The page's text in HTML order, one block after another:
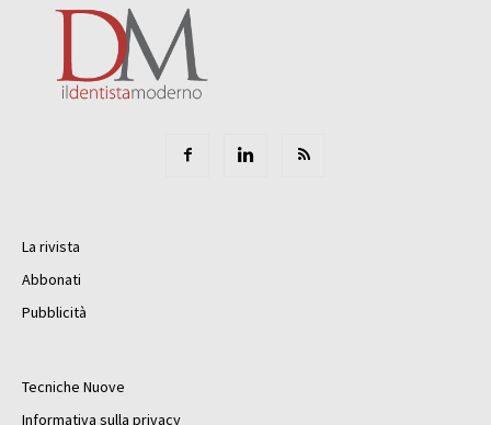
La rivista
Abbonati
Pubblicità
Tecniche Nuove
Informativa sulla privacy